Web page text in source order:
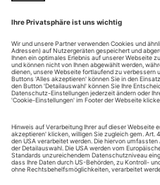
Cecilia in Rom startet am 18.
letzte Spielzeit als Musikalischer
haben Sie gerade diese
ausgesucht?
Ich hätte die «Elektra» an
«Unfassliche Velozität»
Vor 150 Jahren wurde die